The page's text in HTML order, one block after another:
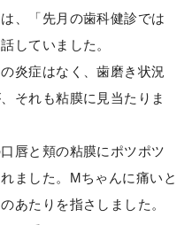
、「先月の歯科健診では
していました。
炎症はなく、歯磨き状況
それも粘膜に見当たりま
唇と頬の粘膜にポツポツ
ました。Mちゃんに痛いと
あたりを指さしました。